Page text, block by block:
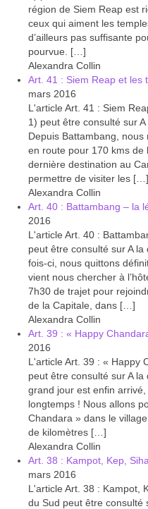
Ville : Paris
Blog
Catégories
Boucles d’articles
Commentaires
Archives des
Nuage
Flux RSS : Les
Flux Rss : Les
Images à la Une
Menu
région de Siem Reap est
ceux qui aiment les
d’ailleurs pas suffisante
pourvue. […]
Alexandra Collin
Art. 41 : Siem Reap et les
mars 2016
L'article Art. 41 : Siem
1) peut être consulté sur
Depuis Battambang,
en route pour 170 kms de
dernière destination au
permettre de visiter les […]
Alexandra Collin
Art. 40 : Battambang – la
2016
L'article Art. 40 :
peut être consulté sur A
fois-ci, nous quittons
vient nous chercher à
7h30 de trajet pour
de la Capitale, dans […]
Alexandra Collin
Art. 39 : « Happy
2016
L'article Art. 39 : « Happy
peut être consulté sur A
grand jour est enfin
longtemps ! Nous allons
Chandara » dans le
de kilomètres […]
Alexandra Collin
Art. 38 : Kampot, Kep,
mars 2016
L'article Art. 38 : Kampot,
du Sud peut être consulté